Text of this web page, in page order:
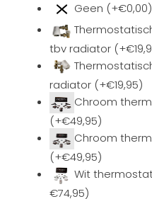
Geen (+€0,00)
tbv radiator
radiator (+€19,95)
Chroom
(+€49,95)
Chroom
(+€49,95)
Wit
€74,95)